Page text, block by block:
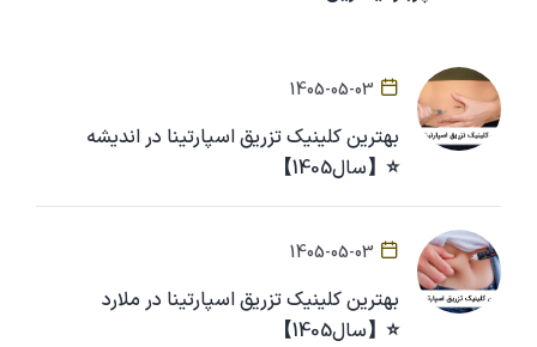
1405-05-03
بهترین کلینیک تزریق اسپارتینا در اندیشه
⭐【سال1405】
1405-05-03
بهترین کلینیک تزریق اسپارتینا در ملارد
⭐【سال1405】